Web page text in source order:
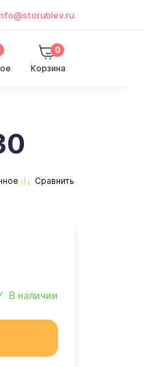
Корзина
0
В наличии